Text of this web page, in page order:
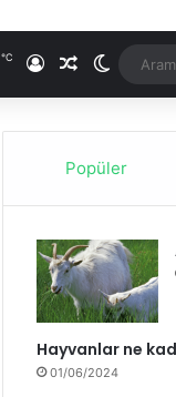
℃
Popüler
Hayvanlar ne
01/06/2024